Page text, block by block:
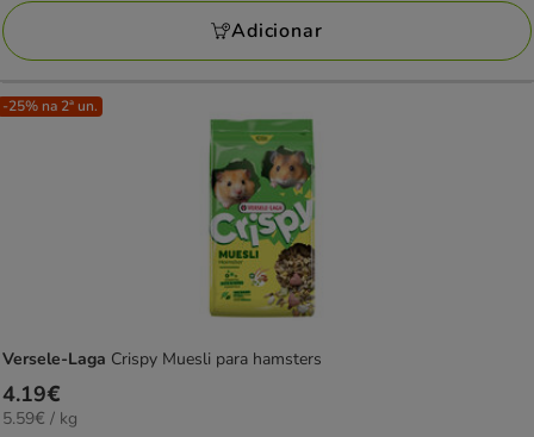
KG
Adicionar
-25% na 2ª un.
Versele-Laga Crispy Muesli para hamsters
Preço
4.19€
4.19€
5.59€
5.59€ / kg